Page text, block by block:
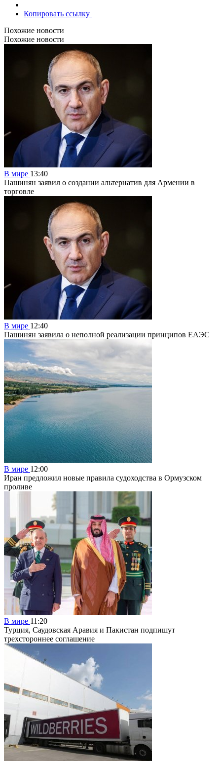
Копировать ссылку
Похожие новости
Похожие новости
В мире 13:40
Пашинян заявил о создании альтернатив для Армении в
торговле
В мире 12:40
Пашинян заявила о неполной реализации принципов ЕАЭС
В мире 12:00
Иран предложил новые правила судоходства в Ормузском
проливе
В мире 11:20
Турция, Саудовская Аравия и Пакистан подпишут
трехстороннее соглашение